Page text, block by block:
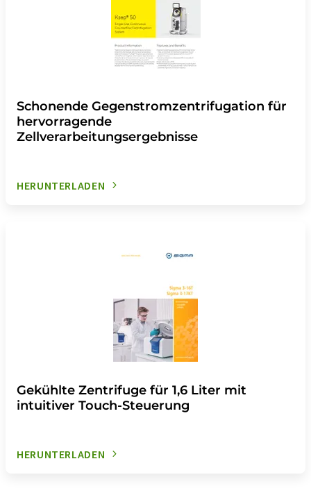
Schonende Gegenstromzentrifugation für
hervorragende
Zellverarbeitungsergebnisse
HERUNTERLADEN
Gekühlte Zentrifuge für 1,6 Liter mit
intuitiver Touch-Steuerung
HERUNTERLADEN